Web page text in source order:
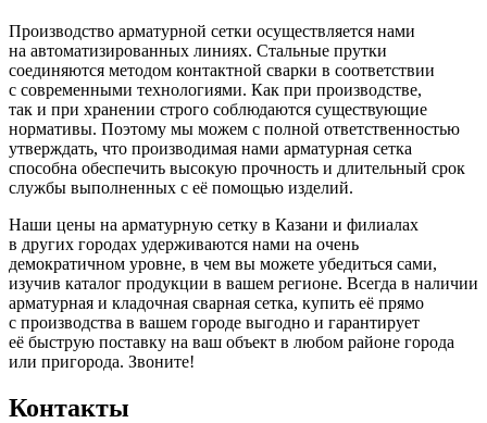
Производство арматурной сетки осуществляется нами
на автоматизированных линиях. Стальные прутки
соединяются методом контактной сварки в соответствии
с современными технологиями. Как при производстве,
так и при хранении строго соблюдаются существующие
нормативы. Поэтому мы можем с полной ответственностью
утверждать, что производимая нами арматурная сетка
способна обеспечить высокую прочность и длительный срок
службы выполненных с её помощью изделий.
Наши цены на арматурную сетку в Казани и филиалах
в других городах удерживаются нами на очень
демократичном уровне, в чем вы можете убедиться сами,
изучив каталог продукции в вашем регионе. Всегда в наличии
арматурная и кладочная сварная сетка, купить её прямо
с производства в вашем городе выгодно и гарантирует
её быструю поставку на ваш объект в любом районе города
или пригорода. Звоните!
Контакты